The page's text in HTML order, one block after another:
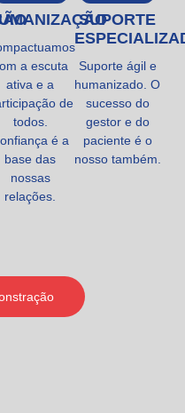
a escuta
ativa e a
de
todos.
é a
base das
nossas
relações.
SUPORTE
Suporte ágil e
humanizado. O
sucesso do
gestor e do
paciente é o
nosso também.